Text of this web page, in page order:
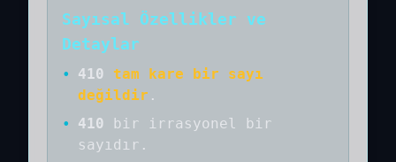
Sayısal Özellikler ve
Detaylar
• 410
tam kare bir sayı
değildir .
•
410 bir
irrasyonel bir
sayıdır .